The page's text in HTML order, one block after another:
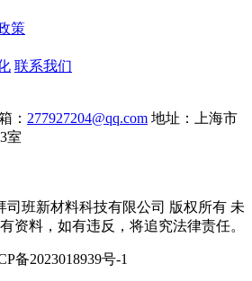
策
联系我们
： 277927204@qq.com 地址：上海市
室
司班新材料科技有限公司 版权所有 未
资料，如有违反，将追究法律责任。
备2023018939号-1